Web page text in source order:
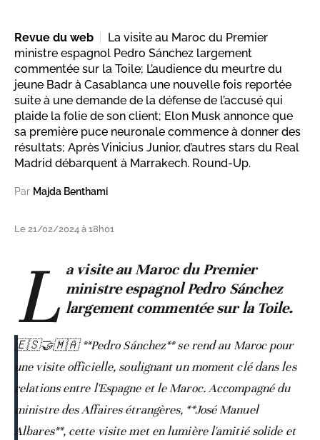
Revue du web
La visite au Maroc du Premier
ministre espagnol Pedro Sánchez largement
commentée sur la Toile; L’audience du meurtre du
jeune Badr à Casablanca une nouvelle fois reportée
suite à une demande de la défense de l’accusé qui
plaide la folie de son client; Elon Musk annonce que
sa première puce neuronale commence à donner des
résultats; Après Vinicius Junior, d’autres stars du Real
Madrid débarquent à Marrakech. Round-Up.
Par Majda Benthami
Le 21/02/2024 à 18h01
L a visite au Maroc du Premier
ministre espagnol Pedro Sánchez
largement commentée sur la Toile.
🇪🇸🤝🇲🇦 **Pedro Sánchez** se rend au Maroc pour
une visite officielle, soulignant un moment clé dans les
relations entre l'Espagne et le Maroc. Accompagné du
ministre des Affaires étrangères, **José Manuel
Albares**, cette visite met en lumière l'amitié solide et